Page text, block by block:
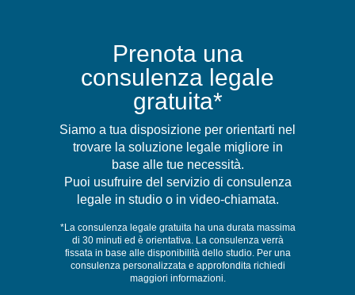
Prenota una
consulenza legale
gratuita*
Siamo a tua disposizione per orientarti nel
trovare la soluzione legale migliore in
base alle tue necessità.
Puoi usufruire del servizio di consulenza
legale in studio o in video-chiamata.
*La consulenza legale gratuita ha una durata massima
di 30 minuti ed è orientativa. La consulenza verrà
fissata in base alle disponibilità dello studio. Per una
consulenza personalizzata e approfondita richiedi
maggiori informazioni.